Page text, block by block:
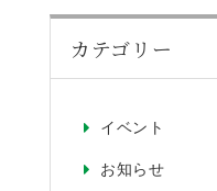
カテゴリー
イベント
お知らせ